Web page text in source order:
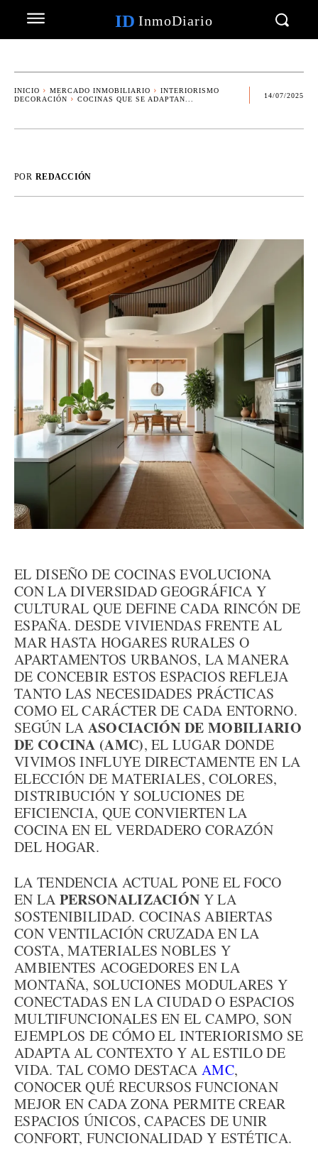
ID InmoDiario
INICIO MERCADO INMOBILIARIO
INTERIORISMO
DECORACIÓN
COCINAS QUE SE ADAPTAN...
14/07/2025
POR REDACCIÓN
EL DISEÑO DE COCINAS EVOLUCIONA
CON LA DIVERSIDAD GEOGRÁFICA Y
CULTURAL QUE DEFINE CADA RINCÓN DE
ESPAÑA. DESDE VIVIENDAS FRENTE AL
MAR HASTA HOGARES RURALES O
APARTAMENTOS URBANOS, LA MANERA
DE CONCEBIR ESTOS ESPACIOS REFLEJA
TANTO LAS NECESIDADES PRÁCTICAS
COMO EL CARÁCTER DE CADA ENTORNO.
SEGÚN LA ASOCIACIÓN DE MOBILIARIO
DE COCINA (AMC), EL LUGAR DONDE
VIVIMOS INFLUYE DIRECTAMENTE EN LA
ELECCIÓN DE MATERIALES, COLORES,
DISTRIBUCIÓN Y SOLUCIONES DE
EFICIENCIA, QUE CONVIERTEN LA
COCINA EN EL VERDADERO CORAZÓN
DEL HOGAR.
LA TENDENCIA ACTUAL PONE EL FOCO
EN LA PERSONALIZACIÓN Y LA
SOSTENIBILIDAD. COCINAS ABIERTAS
CON VENTILACIÓN CRUZADA EN LA
COSTA, MATERIALES NOBLES Y
AMBIENTES ACOGEDORES EN LA
MONTAÑA, SOLUCIONES MODULARES Y
CONECTADAS EN LA CIUDAD O ESPACIOS
MULTIFUNCIONALES EN EL CAMPO, SON
EJEMPLOS DE CÓMO EL INTERIORISMO SE
ADAPTA AL CONTEXTO Y AL ESTILO DE
VIDA. TAL COMO DESTACA AMC,
CONOCER QUÉ RECURSOS FUNCIONAN
MEJOR EN CADA ZONA PERMITE CREAR
ESPACIOS ÚNICOS, CAPACES DE UNIR
CONFORT, FUNCIONALIDAD Y ESTÉTICA.